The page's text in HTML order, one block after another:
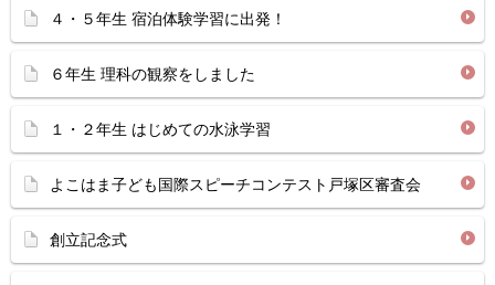
４・５年生 宿泊体験学習に出発！
６年生 理科の観察をしました
１・２年生 はじめての水泳学習
よこはま子ども国際スピーチコンテスト戸塚区審査会
創立記念式